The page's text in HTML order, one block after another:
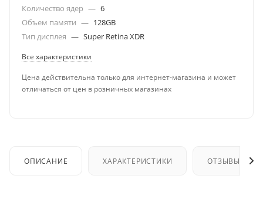
Количество ядер — 6
Объем памяти — 128GB
Тип дисплея — Super Retina XDR
Все характеристики
Цена действительна только для интернет-магазина и может
отличаться от цен в розничных магазинах
ОПИСАНИЕ ХАРАКТЕРИСТИКИ ОТЗЫВЫ